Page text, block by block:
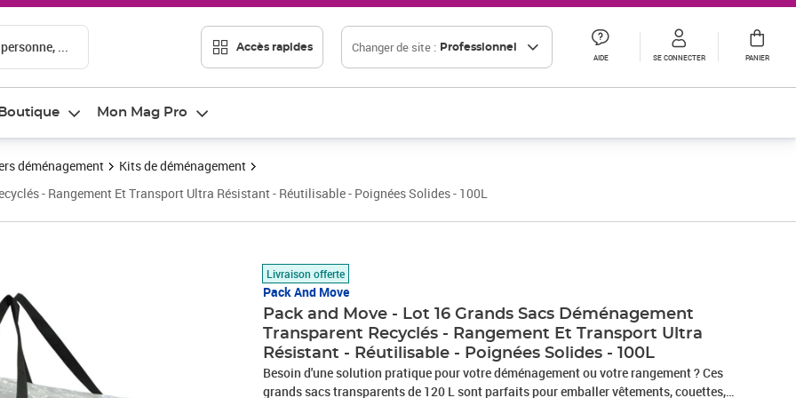
... Accès rapides Changer de site : Professionnel
AIDE SE CONNECTER PANIER
Mon Mag Pro
déménagement
Kits de déménagement
- Rangement Et Transport Ultra Résistant - Réutilisable - Poignées Solides - 100L
Livraison offerte
Pack And Move
Pack and Move - Lot 16 Grands Sacs Déménagement
Transparent Recyclés - Rangement Et Transport Ultra
Résistant - Réutilisable - Poignées Solides - 100L
Besoin d'une solution pratique pour votre déménagement ou votre rangement ? Ces
grands sacs transparents de 120 L sont parfaits pour emballer vêtements, couettes,
Prix 112,42€